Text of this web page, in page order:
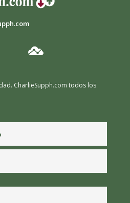
CharlieSupph.com todos los